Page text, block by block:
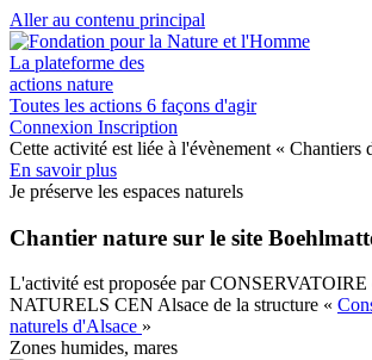
Aller au contenu principal
La plateforme des
actions nature
Toutes les actions 6 façons d'agir
Connexion Inscription
Cette activité est liée à l'évènement « Chantiers
En savoir plus
Je préserve les espaces naturels
Chantier nature sur le site
L'activité est proposée parCONSERVATOIRE
NATURELS CEN Alsace de la structure «
naturels d'Alsace »
Zones humides, mares